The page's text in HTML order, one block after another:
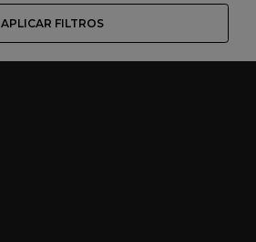
APLICAR FILTROS